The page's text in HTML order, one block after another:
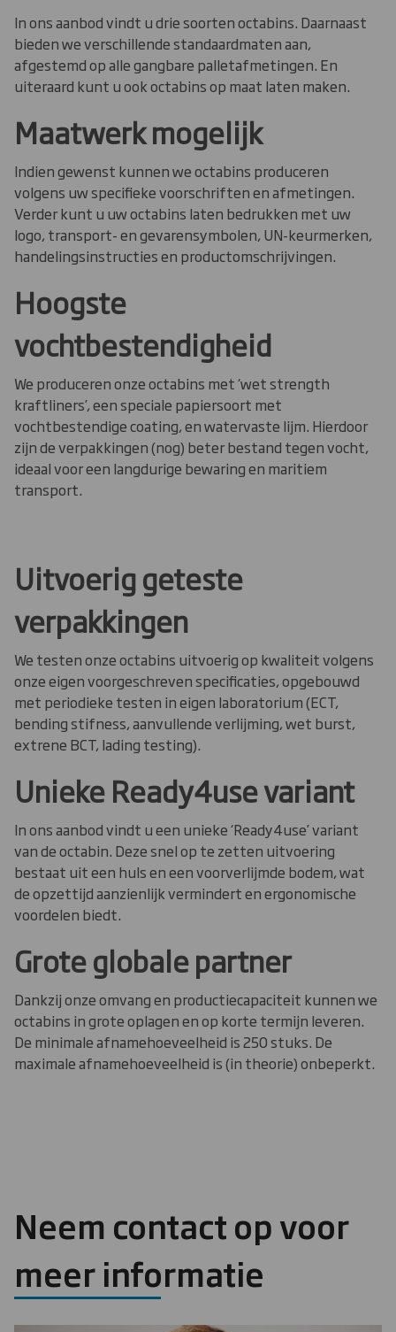
100% recyclebaar
Heavy duty
golfkartonnen
constructie
Geschikt voor (semi)bulkgoederen zoals:
Kunststof korrels
Diepvriesgroenten
Kleine componenten
Afhankelijk van de toepassing kunt u reguliere
octabins ook hergebruiken.
ergonomische klachten. De Ready4Use
octabin is verkrijgbaar in reguliere uitvoering
en telescopische uitvoering.
In ons aanbod vindt u drie soorten octabins. Daarnaast
bieden we verschillende standaardmaten aan,
afgestemd op alle gangbare palletafmetingen. En
uiteraard kunt u ook octabins op maat laten maken.
Maatwerk mogelijk
Indien gewenst kunnen we octabins produceren
volgens uw specifieke voorschriften en afmetingen.
Verder kunt u uw octabins laten bedrukken met uw
logo, transport- en gevarensymbolen, UN-keurmerken,
handelingsinstructies en productomschrijvingen.
Hoogste
vochtbestendigheid
We produceren onze octabins met ‘wet strength
kraftliners’, een speciale papiersoort met
vochtbestendige coating, en watervaste lijm. Hierdoor
zijn de verpakkingen (nog) beter bestand tegen vocht,
ideaal voor een langdurige bewaring en maritiem
transport.
Uitvoerig geteste
verpakkingen
We testen onze octabins uitvoerig op kwaliteit volgens
onze eigen voorgeschreven specificaties, opgebouwd
met periodieke testen in eigen laboratorium (ECT,
bending stifness, aanvullende verlijming, wet burst,
extrene BCT, lading testing).
Unieke Ready4use variant
In ons aanbod vindt u een unieke ‘Ready4use’ variant
van de octabin. Deze snel op te zetten uitvoering
bestaat uit een huls en een voorverlijmde bodem, wat
de opzettijd aanzienlijk vermindert en ergonomische
voordelen biedt.
Grote globale partner
Dankzij onze omvang en productiecapaciteit kunnen we
octabins in grote oplagen en op korte termijn leveren.
De minimale afnamehoeveelheid is 250 stuks. De
maximale afnamehoeveelheid is (in theorie) onbeperkt.
Neem contact op voor
meer informatie